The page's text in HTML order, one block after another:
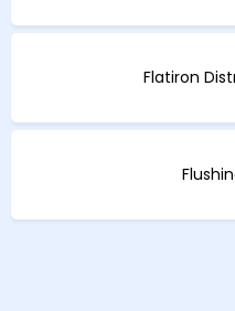
Flatiron